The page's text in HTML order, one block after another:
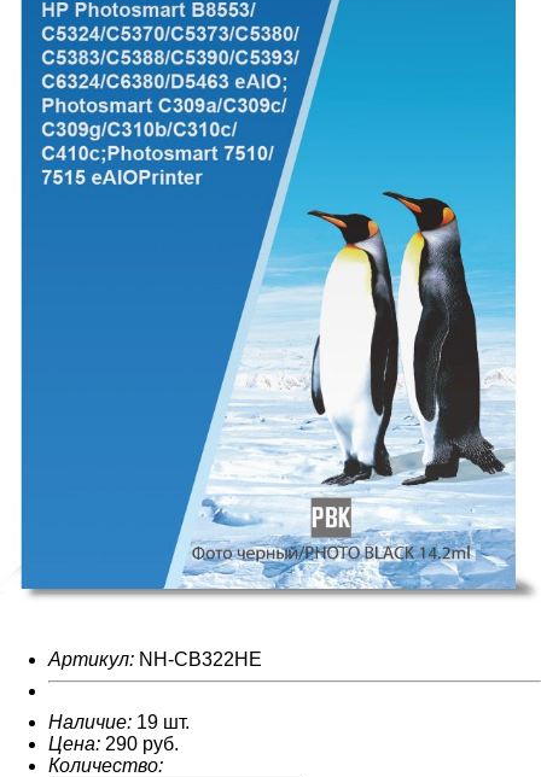
Артикул: NH-CB322HE
Наличие: 19 шт.
Цена: 290 руб.
Количество: